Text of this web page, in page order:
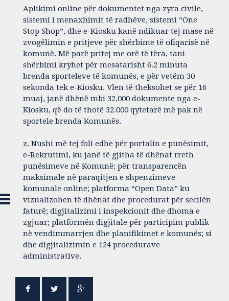
Aplikimi online për dokumentet nga zyra civile,
sistemi i menaxhimit të radhëve, sistemi “One
Stop Shop”, dhe e-Kiosku kanë ndikuar tej mase në
zvogëlimin e pritjeve për shërbime të ofiqarisë në
komunë. Më parë pritej me orë të tëra, tani
shërbimi kryhet për mesatarisht 6.2 minuta
brenda sporteleve të komunës, e për vetëm 30
sekonda tek e-Kiosku. Vlen të theksohet se për 16
muaj, janë dhënë mbi 32.000 dokumente nga e-
Kiosku, që do të thotë 32.000 qytetarë më pak në
sportele brenda Komunës.
z. Nushi më tej foli edhe për portalin e punësimit,
e-Rekrutimi, ku janë të gjitha të dhënat rreth
punësimeve në Komunë; për transparencën
maksimale në paraqitjen e shpenzimeve
komunale online; platforma “Open Data” ku
vizualizohen të dhënat dhe procedurat për secilën
faturë; digjitalizimi i inspekcionit dhe dhoma e
zgjuar; platformën digjitale për participim publik
në vendimmarrjen dhe planifikimet e komunës; si
dhe digjitalizimin e 124 procedurave
administrative.